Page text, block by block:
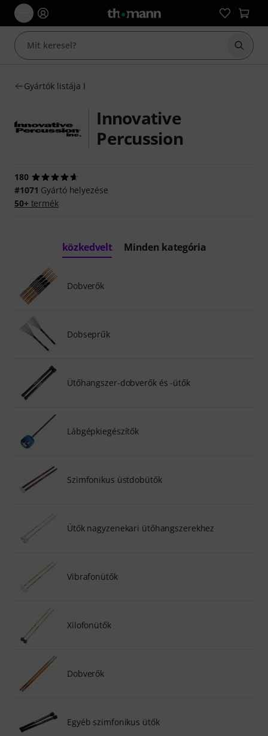
Gyártók listája I
Innovative
Percussion
180
#1071 Gyártó helyezése
50+termék
közkedvelt Minden kategória
Dobverők
Dobseprűk
Ütőhangszer-dobverők és -ütők
Lábgépkiegészítők
Szimfonikus üstdobütők
Ütők nagyzenekari ütőhangszerekhez
Vibrafonütők
Xilofonütők
Dobverők
Egyéb szimfonikus ütők